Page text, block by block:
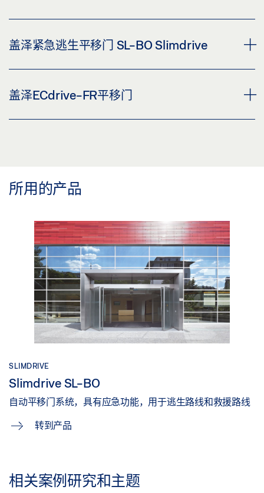
盖泽紧急逃生平移门 SL-BO Slimdrive
优雅的 Slimdrive BO 自动系统配备了救援路线功能
（紧急逃生），带有外掩防盗门扇和侧门板，是满足
更高安全性要求的理想选择。这款优雅的机组系统总
盖泽ECdrive-FR平移门
根据进出频率自动调整门动作，确保在入口区域达到
所用的产品
SLIMDRIVE
Slimdrive SL-BO
自动平移门系统，具有应急功能，用于逃生路线和救援路线
转到产品
相关案例研究和主题